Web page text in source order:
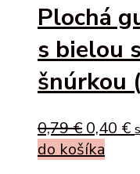
0,60 €.
Plochá
s bielou
šnúrkou
0,79€ Original
price
0,40 €
do košíka